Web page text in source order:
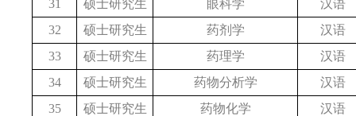
31
硕士研究生 眼科学
汉语
32
硕士研究生 药剂学
汉语
33
硕士研究生 药理学
汉语
34
硕士研究生 药物分析学
汉语
35
硕士研究生 药物化学
汉语